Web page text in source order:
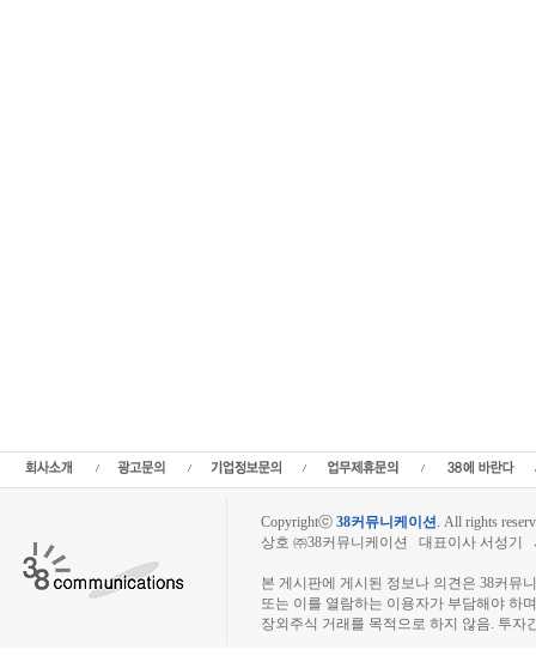
Copyrightⓒ 38커뮤니케이션. All rights
상호 ㈜38커뮤니케이션 대표이사 서성기
본 게시판에 게시된 정보나 의견은 38커뮤
또는 이를 열람하는 이용자가 부담해야 하
장외주식 거래를 목적으로 하지 않음. 투